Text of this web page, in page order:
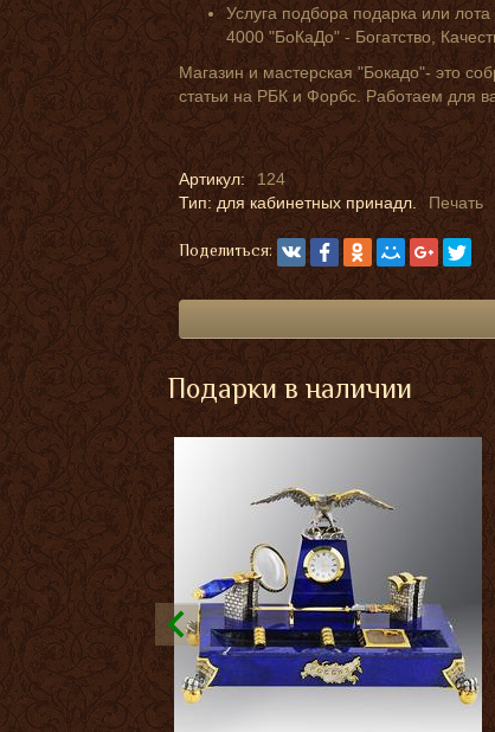
Услуга подбора подарка или
4000 "БоКаДо" - Богатство,
Магазин и мастерская "Бокадо"- это
статьи на РБК и Форбс. Работаем для
Артикул:
124
Тип: для кабинетных принадл.
Печать
Поделиться:
Подарки в наличии